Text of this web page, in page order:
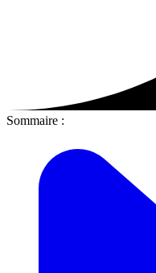
Sommaire :